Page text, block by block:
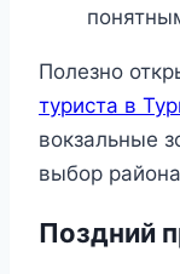
Полезно
туриста в
вокзальные
выбор
Поздний